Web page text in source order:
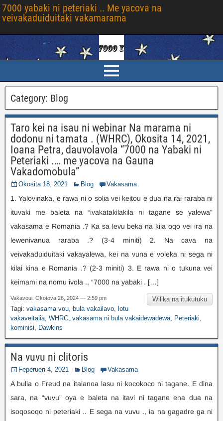
7000 yabaki ni peteriaki .. Me yacova na
veivakaduiduitaki vakamarama
Category: Blog
Taro kei na isau ni webinar Na marama ni
dodonu ni tamata . (WHRC), Okosita 14, 2021,
Ioana Petra, dauvolavola “7000 na Yabaki ni
Peteriaki .… me yacova na Gauna
Vakadomobula”
Okosita 18, 2021 Blog Vakasama
1. Yalovinaka, e rawa ni o solia vei keitou e dua na rai raraba ni
ituvaki me baleta na “ivakatakilakila ni tagane se yalewa”
vakasama e Romania .? Ka sa levu beka na kila oqo vei ira na
lewenivanua raraba .? (3-4 miniti) 2. Na cava na
veivakaduiduitaki vakayalewa, kei na vuna e voleka ni sega ni
kilai kina e Romania .? (2-3 miniti) 3. E rawa ni o tukuna vei
keimami na nomu ivola ., “7000 na yabaki . […]
Wilika na itukutuku
Vakavoui: Okotova 26, 2024 — 2:59 pm
Tagi: vakasama vou, bula vakailavo, lotu
vakaveitalia, WHRC, vakasama ni bula vakaidewadewa, Peteriaki,
kominisi, Dawkins
Na vuvu ni clitoris
Feperueri 4, 2021 Blog Vakasama
A bulia o Freud na italanoa lasu ni kocokoco ni tagane. E dina
sara, na “vuvu” oya e baleta na itavi ni tagane ena dua na
isoqosoqo ni peteriaki .. E sega na vuvu ., ia na gagadre ga ni